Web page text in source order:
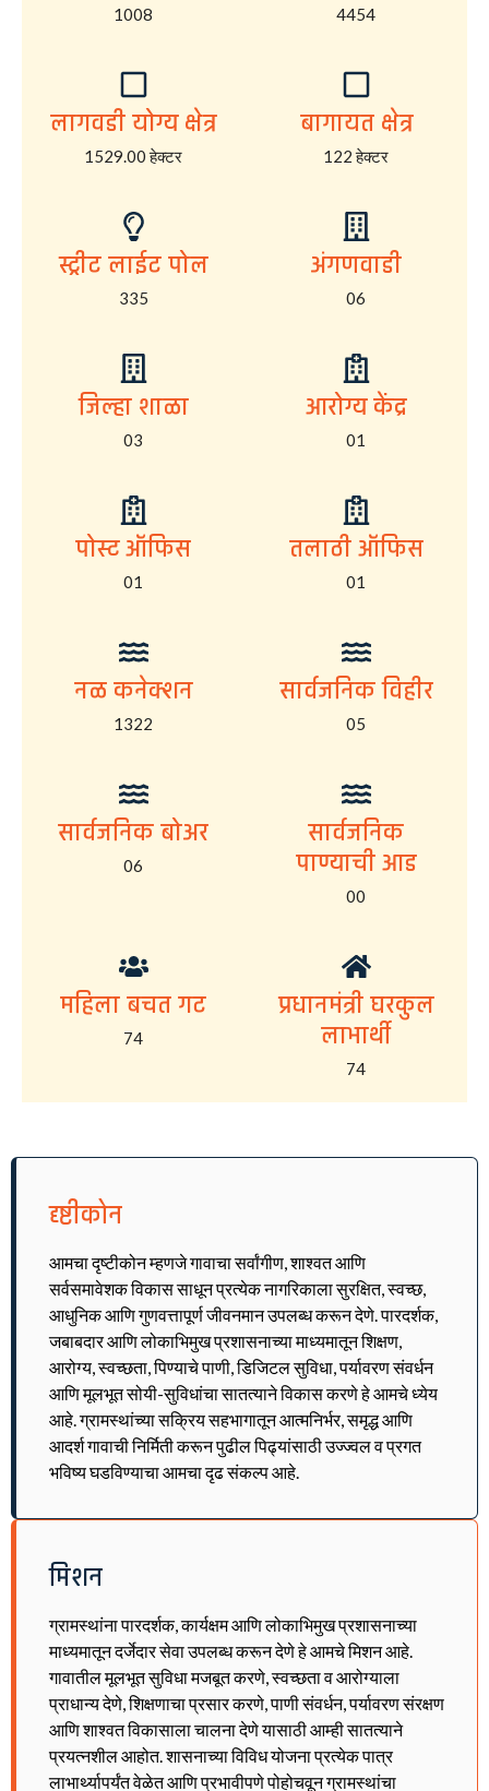
1008 4454
लागवडी योग्य क्षेत्र
1529.00 हेक्टर
बागायत क्षेत्र
122 हेक्टर
स्ट्रीट लाईट पोल
335
अंगणवाडी
06
जिल्हा शाळा
03
आरोग्य केंद्र
01
पोस्ट ऑफिस
01
तलाठी ऑफिस
01
नळ कनेक्शन
1322
सार्वजनिक विहीर
05
सार्वजनिक बोअर
06
सार्वजनिक
पाण्याची आड
00
महिला बचत गट
74
प्रधानमंत्री घरकुल
लाभार्थी
74
दृष्टीकोन
आमचा दृष्टीकोन म्हणजे गावाचा सर्वांगीण, शाश्वत आणि
सर्वसमावेशक विकास साधून प्रत्येक नागरिकाला सुरक्षित, स्वच्छ,
आधुनिक आणि गुणवत्तापूर्ण जीवनमान उपलब्ध करून देणे. पारदर्शक,
जबाबदार आणि लोकाभिमुख प्रशासनाच्या माध्यमातून शिक्षण,
आरोग्य, स्वच्छता, पिण्याचे पाणी, डिजिटल सुविधा, पर्यावरण संवर्धन
आणि मूलभूत सोयी-सुविधांचा सातत्याने विकास करणे हे आमचे ध्येय
आहे. ग्रामस्थांच्या सक्रिय सहभागातून आत्मनिर्भर, समृद्ध आणि
आदर्श गावाची निर्मिती करून पुढील पिढ्यांसाठी उज्ज्वल व प्रगत
भविष्य घडविण्याचा आमचा दृढ संकल्प आहे.
मिशन
ग्रामस्थांना पारदर्शक, कार्यक्षम आणि लोकाभिमुख प्रशासनाच्या
माध्यमातून दर्जेदार सेवा उपलब्ध करून देणे हे आमचे मिशन आहे.
गावातील मूलभूत सुविधा मजबूत करणे, स्वच्छता व आरोग्याला
प्राधान्य देणे, शिक्षणाचा प्रसार करणे, पाणी संवर्धन, पर्यावरण संरक्षण
आणि शाश्वत विकासाला चालना देणे यासाठी आम्ही सातत्याने
प्रयत्नशील आहोत. शासनाच्या विविध योजना प्रत्येक पात्र
लाभार्थ्यापर्यंत वेळेत आणि प्रभावीपणे पोहोचवून ग्रामस्थांचा